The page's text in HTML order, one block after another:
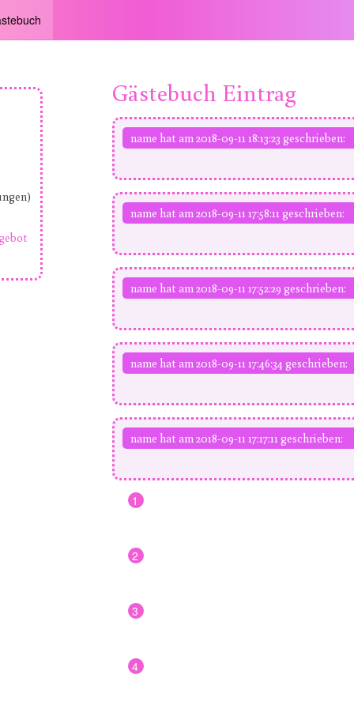
Gästebuch Eintrag
name hat am 2018-09-11 18:13:23 geschrieben:
name hat am 2018-09-11 17:58:11 geschrieben:
name hat am 2018-09-11 17:52:29 geschrieben:
name hat am 2018-09-11 17:46:34 geschrieben:
name hat am 2018-09-11 17:17:11 geschrieben:
1
2
3
4